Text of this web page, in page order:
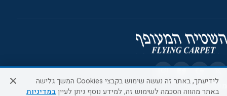
מוקד הזמנות
לידיעתך, באתר זה נעשה שימוש בקבצי Cookies המשך גלישה
באתר מהווה הסכמה לשימוש זה, למידע נוסף ניתן לעייןבמדיניות